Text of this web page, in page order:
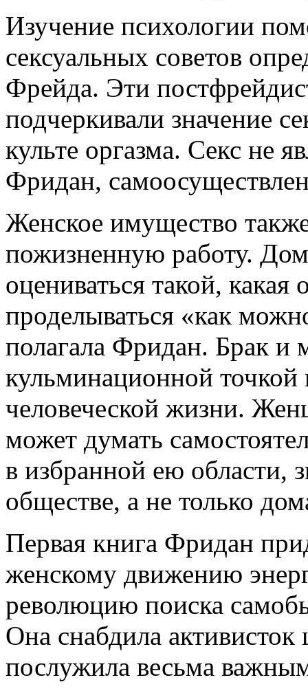
Изучение психологии
сексуальных советов
Фрейда. Эти
подчеркивали значение
культе оргазма. Секс не
Фридан,
Женское имущество
пожизненную работу.
оцениваться такой, какая
проделываться «как
полагала Фридан. Брак и
кульминационной
человеческой жизни.
может думать
в избранной ею области,
обществе, а не только
Первая книга Фридан
женскому движению
революцию поиска
Она снабдила
послужила весьма